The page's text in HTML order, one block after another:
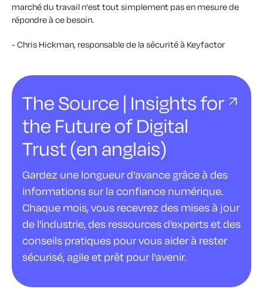
marché du travail n'est tout simplement pas en mesure de
répondre à ce besoin.
- Chris Hickman, responsable de la sécurité à Keyfactor
The Source | Insights for
the Future of Digital
Trust (en anglais)
Gardez une longueur d'avance grâce à des
informations sur la confiance numérique.
Chaque mois, vous recevrez des mises à jour
de l'industrie, des ressources d'experts et des
conseils pratiques pour vous aider à rester
sécurisé, agile et prêt pour l'avenir.